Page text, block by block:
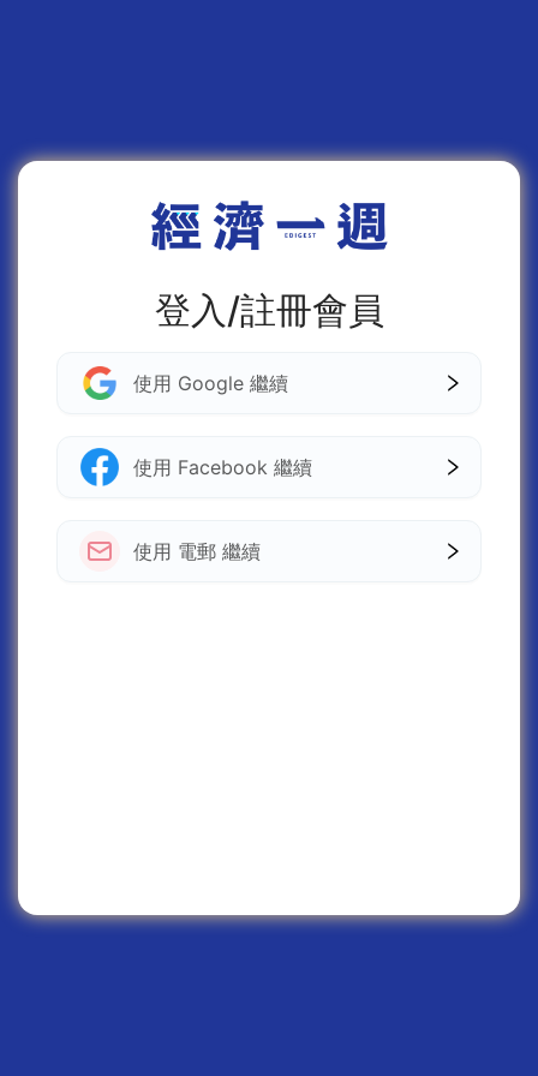
登入/註冊會員
使用 Google 繼續
使用 Facebook 繼續
使用 電郵 繼續